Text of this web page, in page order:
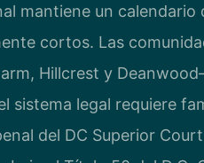
mantiene un calendario
cortos. Las
Hillcrest y
sistema legal requiere
del DC Superior